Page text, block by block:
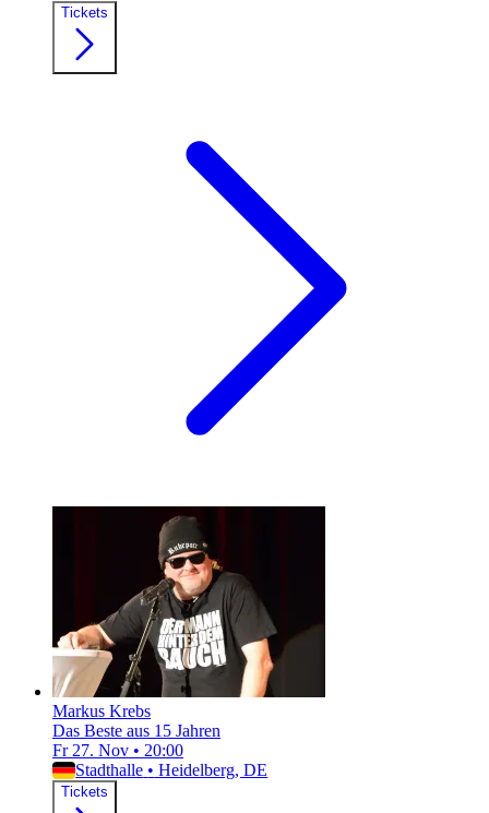
Tickets
Markus Krebs
Das Beste aus 15 Jahren
Fr 27. Nov • 20:00
Stadthalle • Heidelberg, DE
Tickets